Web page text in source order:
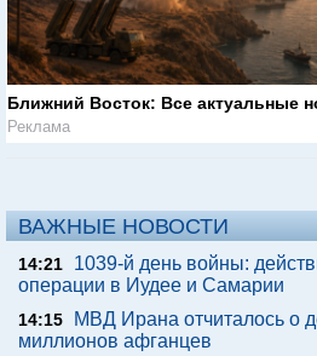
Ближний Восток: Все актуальные
Реклама
ВАЖНЫЕ НОВОСТИ
14:21
1039-й день войны:
операции в Иудее и Самарии
14:15
МВД Ирана отчиталось о
миллионов афганцев